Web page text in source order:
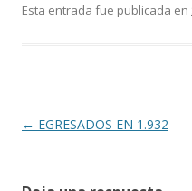
Esta entrada fue publicada en
Navegación
← EGRESADOS EN 1.932